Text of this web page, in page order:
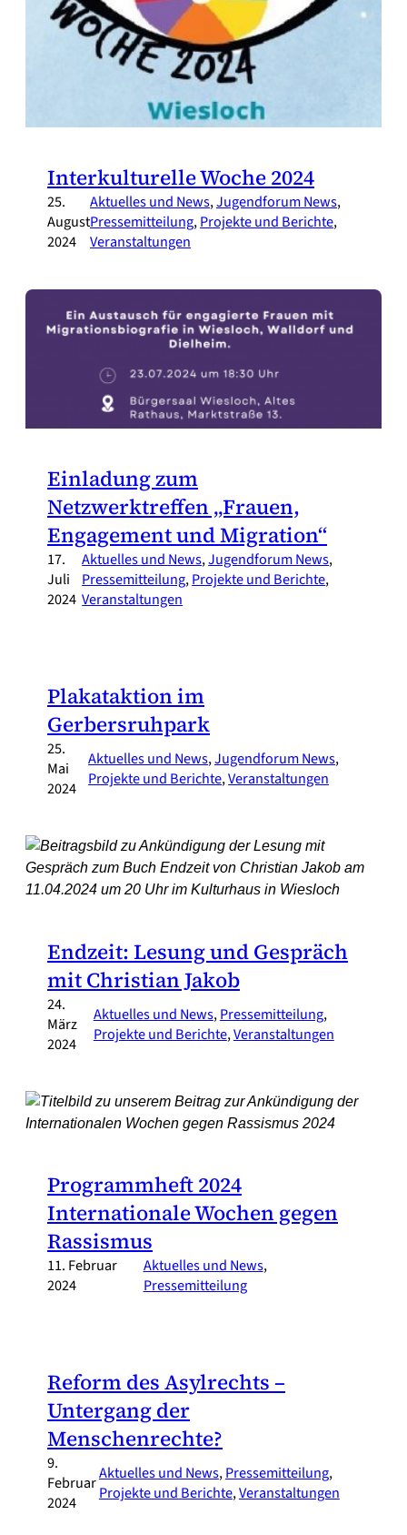
Interkulturelle Woche 2024
25.
August
2024
Aktuelles und News, Jugendforum News
Pressemitteilung, Projekte und Berichte
Veranstaltungen
Einladung zum
Netzwerktreffen „Frauen,
Engagement und Migration“
17.
Juli
2024
Aktuelles und News, Jugendforum News
Pressemitteilung, Projekte und Berichte
Veranstaltungen
Plakataktion im
Gerbersruhpark
25.
Mai
2024
Aktuelles und News, Jugendforum News
Projekte und Berichte, Veranstaltungen
Endzeit: Lesung und Gespräch
mit Christian Jakob
24.
März
2024
Aktuelles und News, Pressemitteilung,
Projekte und Berichte, Veranstaltungen
Programmheft 2024
Internationale Wochen gegen
Rassismus
11. Februar
2024
Aktuelles und News,
Pressemitteilung
Reform des Asylrechts –
Untergang der
Menschenrechte?
9.
Februar
2024
Aktuelles und News, Pressemitteilung,
Projekte und Berichte, Veranstaltungen